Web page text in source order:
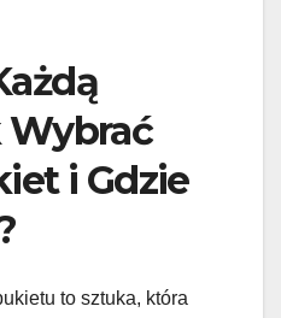
Wybrać
i Gdzie
to sztuka, która